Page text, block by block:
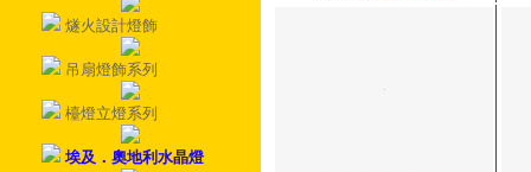
燧火設計燈飾
吊扇燈飾系列
檯燈立燈系列
埃及．奧地利水晶燈